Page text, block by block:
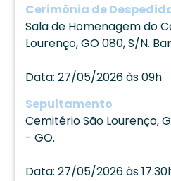
Cerimônia de
Sala de Homenagem do
Lourenço, GO 080, S/N.
Data: 27/05/2026 às 09h
Sepultamento
Cemitério São Lourenço,
- GO.
Data: 27/05/2026 às